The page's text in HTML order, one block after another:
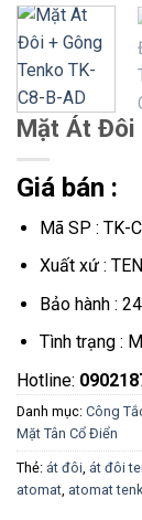
Mặt Át Đôi
Giá bán :
Mã SP : TK-
Xuất xứ :
Bảo hành :
Tình trạng :
Hotline:
Danh mục: Công
Mặt Tân Cổ Điển
Thẻ: át đôi át đôi
atomat atomat